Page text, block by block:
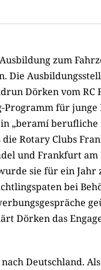
zum
Die
Dörken vom
Programm für junge
„beramí
Rotary Clubs
und Frankfurt
sie für ein Jahr
bei
Dörken das
Deutschland.